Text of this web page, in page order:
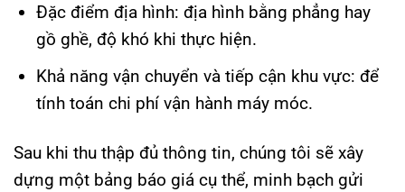
Đặc điểm địa hình: địa hình bằng phẳng hay
gồ ghề, độ khó khi thực hiện.
Khả năng vận chuyển và tiếp cận khu vực: để
tính toán chi phí vận hành máy móc.
Sau khi thu thập đủ thông tin, chúng tôi sẽ xây
dựng một bảng báo giá cụ thể, minh bạch gửi